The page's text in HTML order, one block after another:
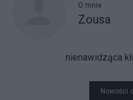
O mnie
Zousa
nienawidząca
Nowości